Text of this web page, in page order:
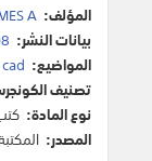
المؤلف: A
بيانات النشر:
المواضيع:
تصنيف
نوع المادة:
المصدر: